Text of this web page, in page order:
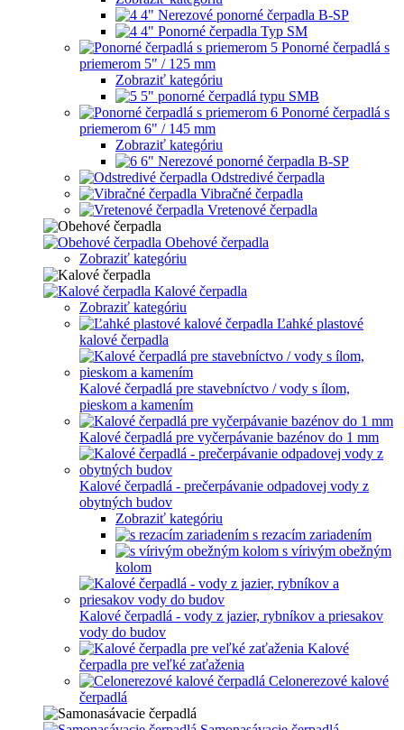
4" Nerezové ponorné čerpadla B-SP
4" Ponorné čerpadla Typ SM
Ponorné čerpadlá s
priemerom 5" / 125 mm
Zobraziť kategóriu
5" ponorné čerpadlá typu SMB
Ponorné čerpadlá s
priemerom 6" / 145 mm
Zobraziť kategóriu
6" Nerezové ponorné čerpadla B-SP
Odstredivé čerpadla
Vibračné čerpadla
Vretenové čerpadla
Obehové čerpadla
Zobraziť kategóriu
Kalové čerpadla
Zobraziť kategóriu
Ľahké plastové
kalové čerpadla
Kalové čerpadlá pre stavebníctvo / vody s ílom,
pieskom a kamením
Kalové čerpadlá pre vyčerpávanie bazénov do 1 mm
Kalové čerpadlá - prečerpávanie odpadovej vody z
obytných budov
Zobraziť kategóriu
s rezacím zariadením
s vírivým obežným
kolom
Kalové čerpadlá - vody z jazier, rybníkov a priesakov
vody do budov
Kalové
čerpadla pre veľké zaťaženia
Celonerezové kalové
čerpadlá